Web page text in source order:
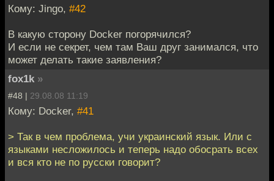
Кому: Jingo, #42
В какую сторону Docker погорячился?
И если не секрет, чем там Ваш друг занимался, что
может делать такие заявления?
fox1k »
#48 | 29.08.08 11:19
Кому: Docker, #41
> Так в чем проблема, учи украинский язык. Или с
языками несложилось и теперь надо обосрать всех
и вся кто не по русски говорит?